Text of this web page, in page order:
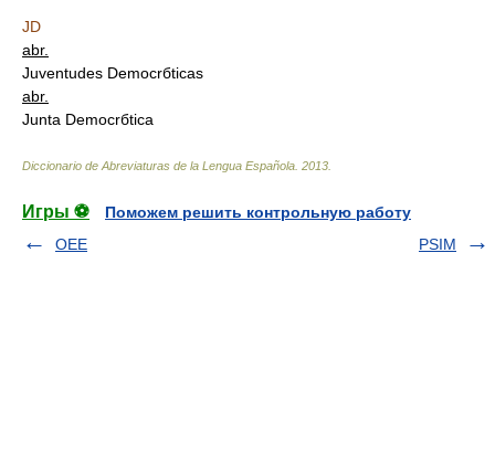
JD
abr.
Juventudes Democrбticas
abr.
Junta Democrбtica
Diccionario de Abreviaturas de la Lengua Española 2013
Игры ⚽
Поможем решить контрольную работу
OEE
PSIM